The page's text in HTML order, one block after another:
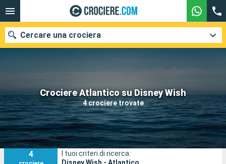
Crociere Atlantico su Disney Wish
4 crociere trovate
Cercare una crociera
Le nostre destinazioni
Mesi di partenza
Porti Compagnie
4
I tuoi criteri di ricerca: